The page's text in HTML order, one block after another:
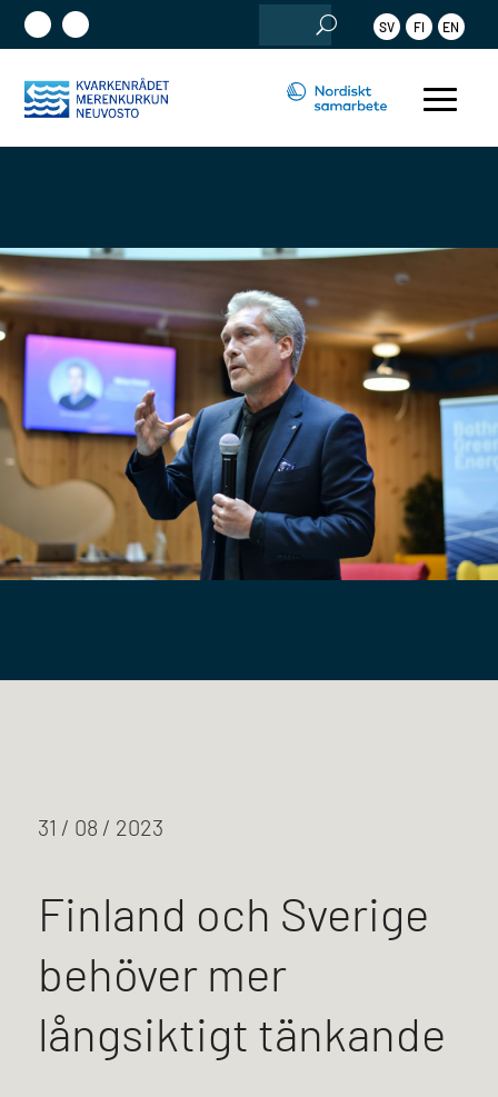
efter:
SV FI EN
31 / 08 / 2023
Finland och Sverige
behöver mer
långsiktigt tänkande